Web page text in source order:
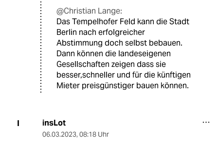
@Christian Lange:
Das Tempelhofer Feld kann die Stadt
Berlin nach erfolgreicher
Abstimmung doch selbst bebauen.
Dann können die landeseigenen
Gesellschaften zeigen dass sie
besser,schneller und für die künftigen
Mieter preisgünstiger bauen können.
I insLot
06.03.2023, 08:18 Uhr